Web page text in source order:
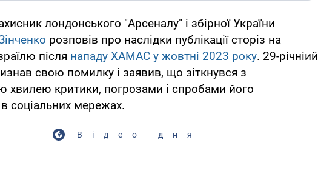
лондонського "Арсеналу" і збірної України
розповів про наслідки публікації сторіз на
після нападу ХАМАС у жовтні 2023 року. 29-річніий
свою помилку і заявив, що зіткнувся з
хвилею критики, погрозами і спробами його
соціальних мережах.
Відео дня